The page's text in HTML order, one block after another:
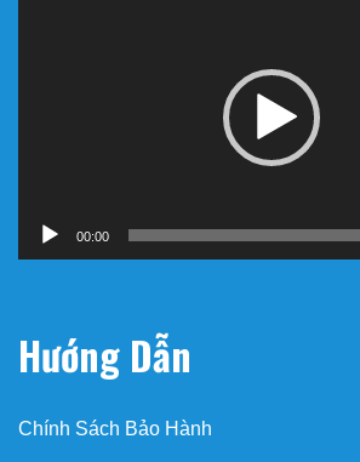
00:00
Hướng Dẫn
Chính Sách Bảo Hành